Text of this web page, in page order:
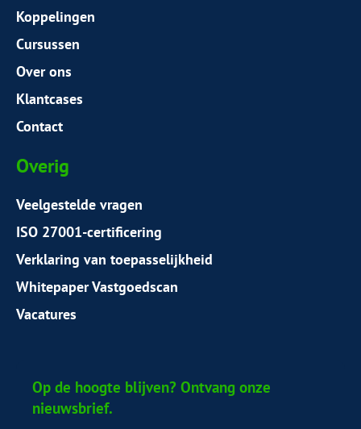
Koppelingen
Cursussen
Over ons
Klantcases
Contact
Overig
Veelgestelde vragen
ISO 27001-certificering
Verklaring van toepasselijkheid
Whitepaper Vastgoedscan
Vacatures
Op de hoogte blijven? Ontvang onze
nieuwsbrief.